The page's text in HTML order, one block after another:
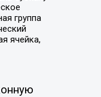
группа
ячейка,